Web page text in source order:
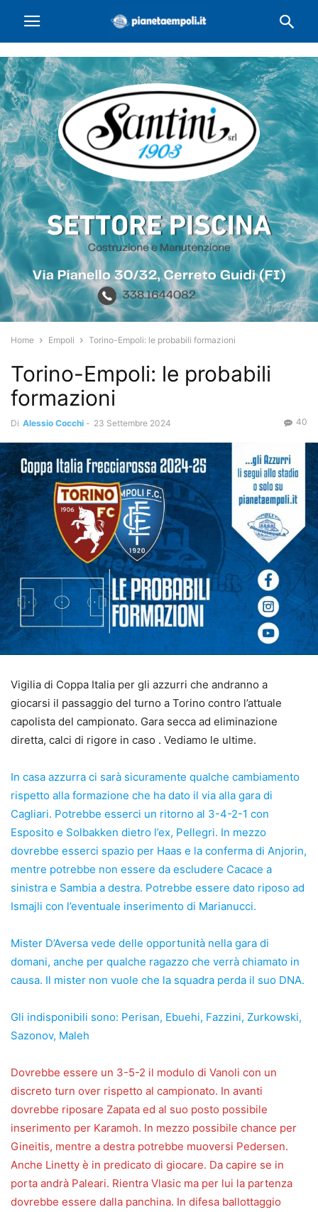
Home Empoli Torino-Empoli: le probabili formazioni
Torino-Empoli: le probabili
formazioni
Di Alessio Cocchi - 23 Settembre 2024 40
Vigilia di Coppa Italia per gli azzurri che andranno a
giocarsi il passaggio del turno a Torino contro l’attuale
capolista del campionato. Gara secca ad eliminazione
diretta, calci di rigore in caso . Vediamo le ultime.
In casa azzurra ci sarà sicuramente qualche cambiamento
rispetto alla formazione che ha dato il via alla gara di
Cagliari. Potrebbe esserci un ritorno al 3-4-2-1 con
Esposito e Solbakken dietro l’ex, Pellegri. In mezzo
dovrebbe esserci spazio per Haas e la conferma di Anjorin,
mentre potrebbe non essere da escludere Cacace a
sinistra e Sambia a destra. Potrebbe essere dato riposo ad
Ismajli con l’eventuale inserimento di Marianucci.
Mister D’Aversa vede delle opportunità nella gara di
domani, anche per qualche ragazzo che verrà chiamato in
causa. Il mister non vuole che la squadra perda il suo DNA.
Gli indisponibili sono: Perisan, Ebuehi, Fazzini, Zurkowski,
Sazonov, Maleh
Dovrebbe essere un 3-5-2 il modulo di Vanoli con un
discreto turn over rispetto al campionato. In avanti
dovrebbe riposare Zapata ed al suo posto possibile
inserimento per Karamoh. In mezzo possibile chance per
Gineitis, mentre a destra potrebbe muoversi Pedersen.
Anche Linetty è in predicato di giocare. Da capire se in
porta andrà Paleari. Rientra Vlasic ma per lui la partenza
dovrebbe essere dalla panchina. In difesa ballottaggio